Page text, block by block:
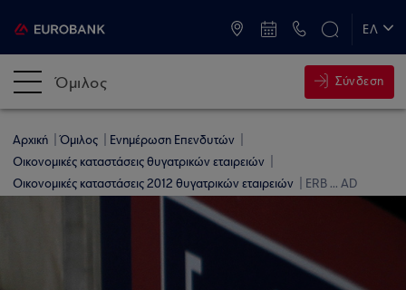
ΕΛ
Όμιλος Σύνδεση
Αρχική Όμιλος
Ενημέρωση Επενδυτών
Οικονομικές καταστάσεις θυγατρικών εταιρειών
Οικονομικές καταστάσεις 2012 θυγατρικών εταιρειών
ERB ... AD